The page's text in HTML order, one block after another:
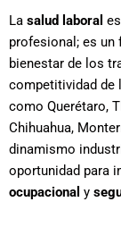
La salud laboral
profesional; es un
bienestar de los
competitividad de
como Querétaro,
Chihuahua,
dinamismo
oportunidad para
ocupacional y